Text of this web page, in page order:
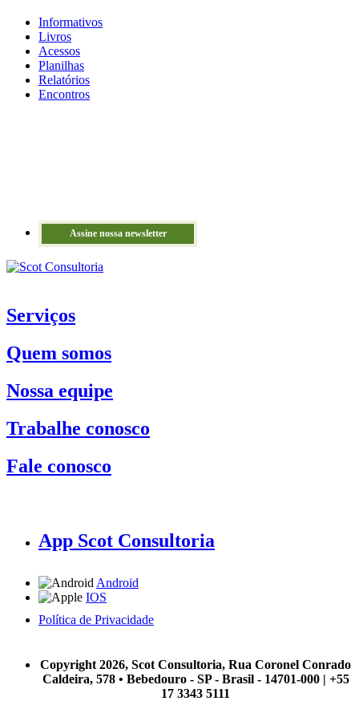
Informativos
Livros
Acessos
Planilhas
Relatórios
Encontros
Assine nossa newsletter
Serviços
Quem somos
Nossa equipe
Trabalhe conosco
Fale conosco
App Scot Consultoria
Android
IOS
Política de Privacidade
Copyright 2026, Scot Consultoria, Rua Coronel Conrado
Caldeira, 578 • Bebedouro - SP - Brasil - 14701-000 | +55
17 3343 5111